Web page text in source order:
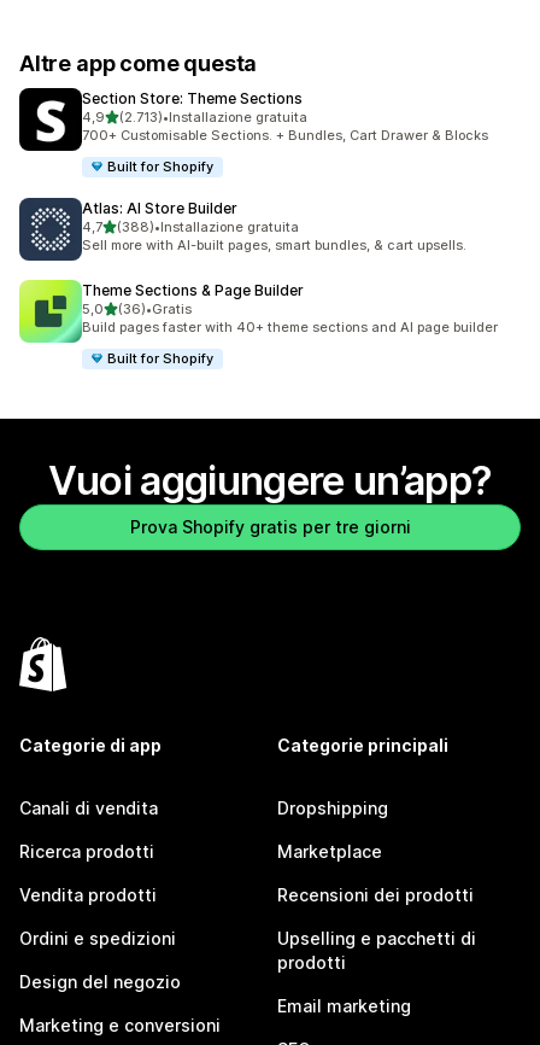
Altre app come questa
Section Store: Theme Sections
4,9stelle su 5
(2.713)
2713 recensioni totali
•Installazione gratuita
700+ Customisable Sections. + Bundles, Cart Drawer & Blocks
Built for Shopify
Atlas: AI Store Builder
4,7stelle su 5
(388)
388 recensioni totali
•Installazione gratuita
Sell more with AI-built pages, smart bundles, & cart upsells.
Theme Sections & Page Builder
5,0stelle su 5
(36)
36 recensioni totali
•Gratis
Build pages faster with 40+ theme sections and AI page builder
Built for Shopify
Vuoi aggiungere un’app?
Prova Shopify gratis per tre giorni
Categorie di app
Canali di vendita
Ricerca prodotti
Vendita prodotti
Ordini e spedizioni
Design del negozio
Marketing e conversioni
Categorie principali
Dropshipping
Marketplace
Recensioni dei prodotti
Upselling e pacchetti di
prodotti
Email marketing